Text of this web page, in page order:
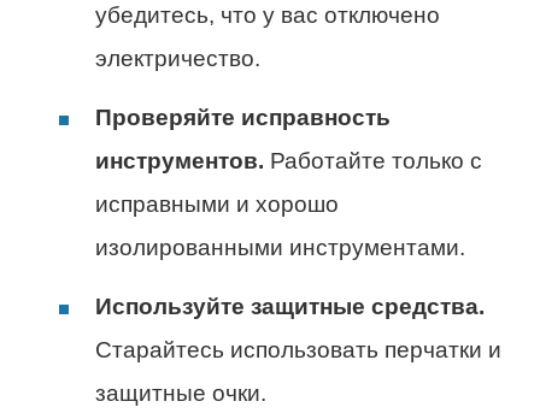
убедитесь, что у вас отключено
электричество.
Проверяйте исправность
инструментов. Работайте только с
исправными и хорошо
изолированными инструментами.
Используйте защитные средства.
Старайтесь использовать перчатки и
защитные очки.